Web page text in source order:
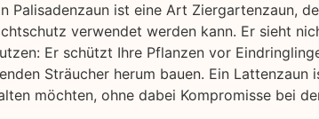
Palisadenzaun ist eine Art Ziergartenzaun,
verwendet werden kann. Er sieht
Er schützt Ihre Pflanzen vor
Sträucher herum bauen. Ein
möchten, ohne dabei Kompromisse bei